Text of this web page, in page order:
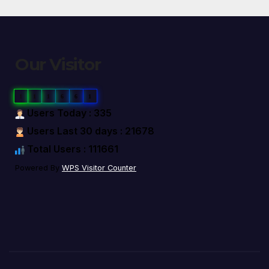
1 1 1 6 6 1
Users Today : 335
Users Last 30 days : 21678
Total Users : 111661
Powered By WPS Visitor Counter